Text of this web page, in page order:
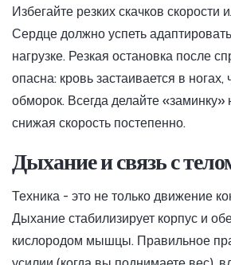
Избегайте резких скачков скорости
Сердце должно успеть
нагрузке. Резкая остановка после
опасна: кровь застаивается в
обморок. Всегда делайте «заминку»
снижая скорость постепенно.
Дыхание и связь с
Техника - это не только движение
Дыхание стабилизирует корпус и
кислородом мышцы. Правильное